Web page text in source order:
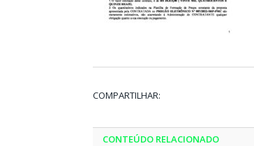
COMPARTILHAR:
CONTEÚDO RELACIONADO